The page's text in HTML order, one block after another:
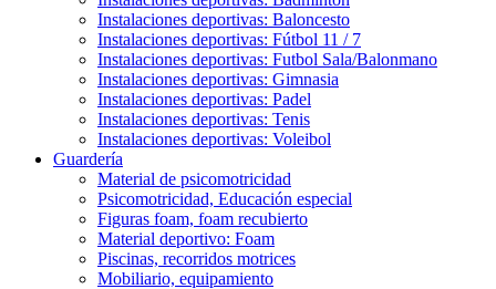
Instalaciones deportivas: Baloncesto
Instalaciones deportivas: Fútbol 11 / 7
Instalaciones deportivas: Futbol Sala/Balonmano
Instalaciones deportivas: Gimnasia
Instalaciones deportivas: Padel
Instalaciones deportivas: Tenis
Instalaciones deportivas: Voleibol
Guardería
Material de psicomotricidad
Psicomotricidad, Educación especial
Figuras foam, foam recubierto
Material deportivo: Foam
Piscinas, recorridos motrices
Mobiliario, equipamiento